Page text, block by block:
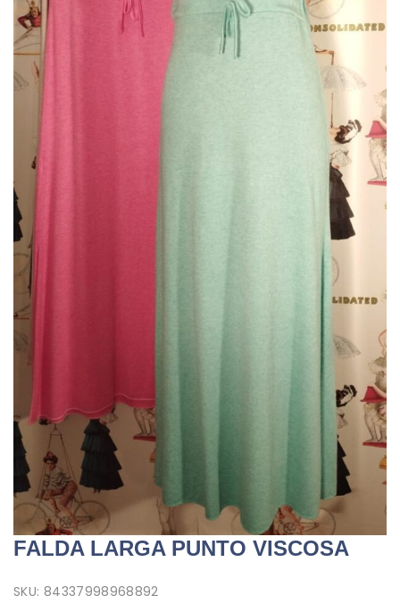
FALDA LARGA PUNTO VISCOSA
SKU: 84337998968892